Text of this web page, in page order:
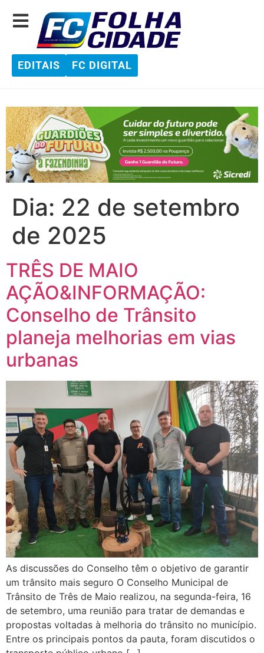
EDITAIS FC DIGITAL
Dia: 22 de setembro
de 2025
TRÊS DE MAIO
AÇÃO&INFORMAÇÃO:
Conselho de Trânsito
planeja melhorias em vias
urbanas
As discussões do Conselho têm o objetivo de garantir
um trânsito mais seguro O Conselho Municipal de
Trânsito de Três de Maio realizou, na segunda-feira, 16
de setembro, uma reunião para tratar de demandas e
propostas voltadas à melhoria do trânsito no município.
Entre os principais pontos da pauta, foram discutidos o